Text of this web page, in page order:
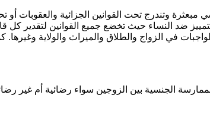
مبعثرة وتندرج تحت القوانين الجزائية والعقوبات
ضد النساء حيث تخضع جميع القوانين لتقدير كل
في الزواج والطلاق والميراث والولاية
الجنسية بين الزوجين سواء رضائية أم غير